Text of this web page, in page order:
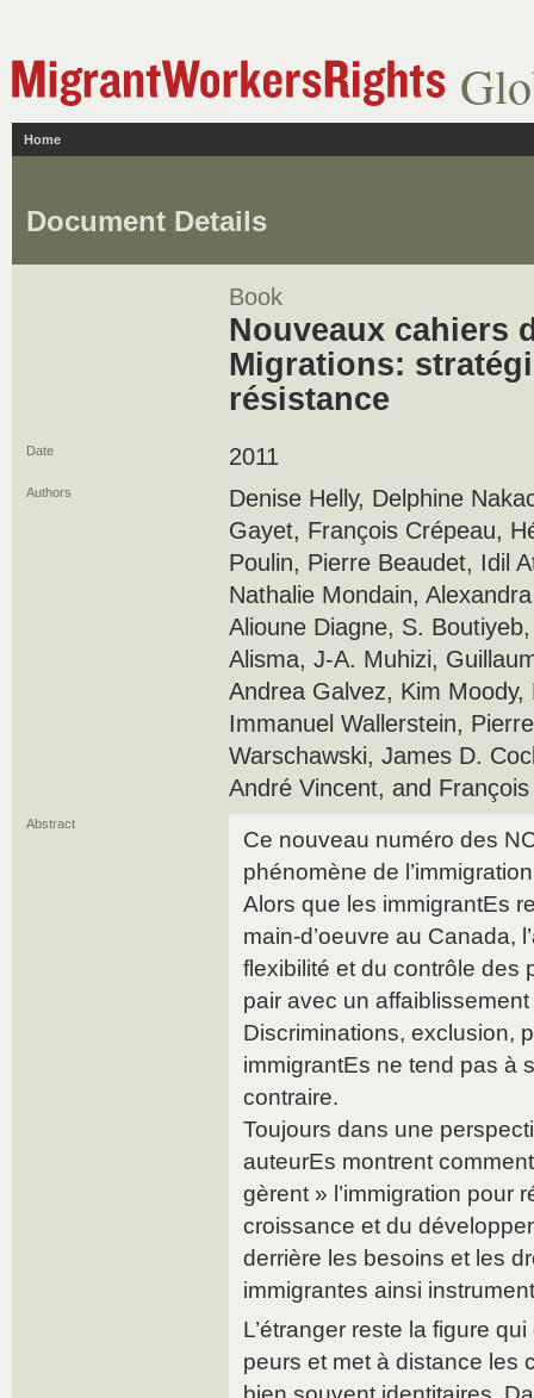
Home
Document Details
Book
Nouveaux cahiers
Migrations:
résistance
Date 2011
Authors
Denise Helly, Delphine
Gayet, François Crépeau,
Poulin, Pierre Beaudet, Idil
Nathalie Mondain,
Alioune Diagne, S.
Alisma, J-A. Muhizi,
Andrea Galvez, Kim Moody,
Immanuel Wallerstein,
Warschawski, James D.
André Vincent, and
Abstract
Ce nouveau numéro des
phénomène de
Alors que les immigrantEs
main-d’oeuvre au Canada,
flexibilité et du contrôle des
pair avec un
Discriminations, exclusion,
immigrantEs ne tend pas à
contraire.
Toujours dans une
auteurEs montrent
gèrent » l’immigration pour
croissance et du
derrière les besoins et les
immigrantes ainsi
L’étranger reste la figure
peurs et met à distance les